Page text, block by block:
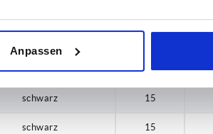
Anpassen
Farbe Grundkörper D6
schwarz 12
schwarz 15
schwarz 15